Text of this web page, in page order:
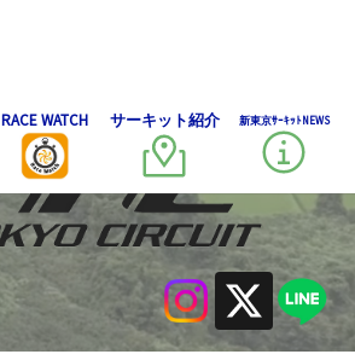
RACE WATCH サーキット紹介 新東京ｻｰｷｯﾄNEWS